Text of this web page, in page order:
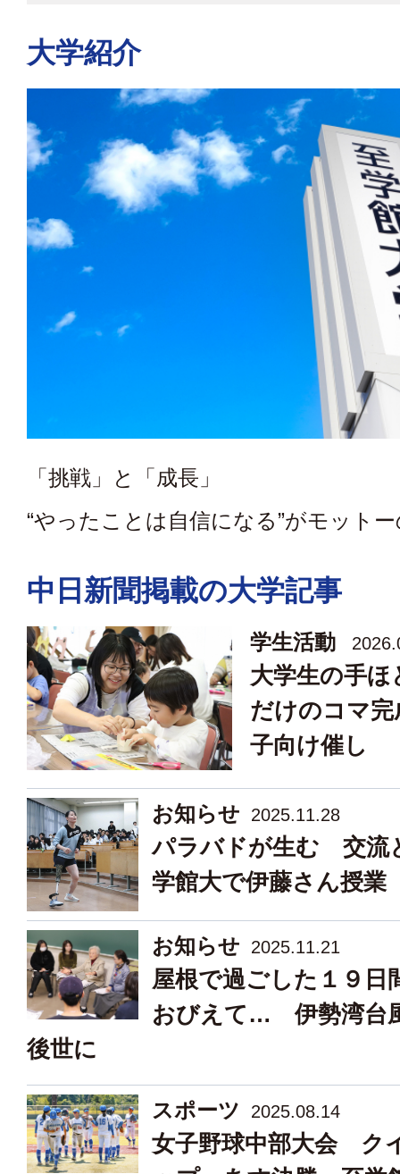
大学紹介
「挑戦」と「成長」
“やったことは自信になる”がモット
中日新聞掲載の大学記事
学生活動
大学生の手
だけのコマ
子向け催し
お知らせ 2025.11.28
パラバドが生む 交
学館大で伊藤さん授業
お知らせ 2025.11.21
屋根で過ごした１９
おびえて… 伊勢湾
後世に
スポーツ 2025.08.14
女子野球中部大会 ク